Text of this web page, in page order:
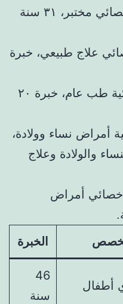
د. سعيد عبدالقادر، أخصائي مختبر، ٣١ سنة
علاج طبيعي، خبرة
د. سوسن سيد، أخصائية طب عام، خبرة ٢٠
أمراض نساء وولادة،
والولادة وعلاج
أمراض
الخبرة
أطفال
46
سنة